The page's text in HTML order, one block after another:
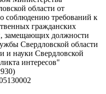
области от
соблюдению требований к
гражданских
замещающих должности
Свердловской области
и науки Свердловской
интересов"